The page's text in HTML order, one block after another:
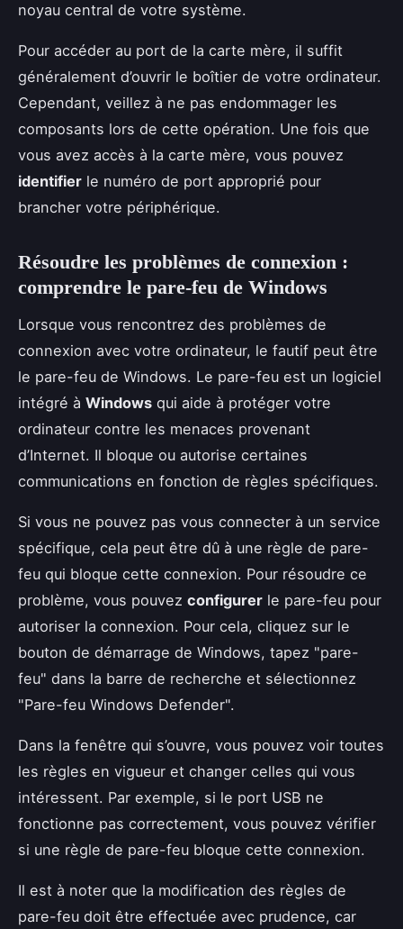
noyau central de votre système.
Pour accéder au port de la carte mère, il suffit
généralement d’ouvrir le boîtier de votre ordinateur.
Cependant, veillez à ne pas endommager les
composants lors de cette opération. Une fois que
vous avez accès à la carte mère, vous pouvez
identifier le numéro de port approprié pour
brancher votre périphérique.
Résoudre les problèmes de connexion :
comprendre le pare-feu de Windows
Lorsque vous rencontrez des problèmes de
connexion avec votre ordinateur, le fautif peut être
le pare-feu de Windows. Le pare-feu est un logiciel
intégré à Windows qui aide à protéger votre
ordinateur contre les menaces provenant
d’Internet. Il bloque ou autorise certaines
communications en fonction de règles spécifiques.
Si vous ne pouvez pas vous connecter à un service
spécifique, cela peut être dû à une règle de pare-
feu qui bloque cette connexion. Pour résoudre ce
problème, vous pouvez configurer le pare-feu pour
autoriser la connexion. Pour cela, cliquez sur le
bouton de démarrage de Windows, tapez "pare-
feu" dans la barre de recherche et sélectionnez
"Pare-feu Windows Defender".
Dans la fenêtre qui s’ouvre, vous pouvez voir toutes
les règles en vigueur et changer celles qui vous
intéressent. Par exemple, si le port USB ne
fonctionne pas correctement, vous pouvez vérifier
si une règle de pare-feu bloque cette connexion.
Il est à noter que la modification des règles de
pare-feu doit être effectuée avec prudence, car